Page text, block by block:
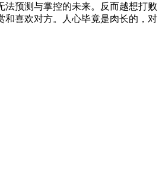
预测与掌控的未来。反而越想打败
和喜欢对方。人心毕竟是肉长的，对